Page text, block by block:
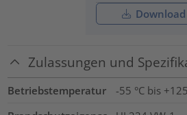
Download
Zulassungen und
Betriebstemperatur
-55 °C bis